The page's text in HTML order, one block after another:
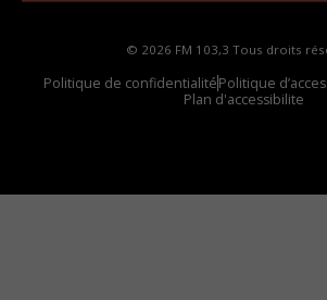
© 2026 FM 103,3 Tous droits
Politique de confidentialitéPolitique
Plan d'accessibilite